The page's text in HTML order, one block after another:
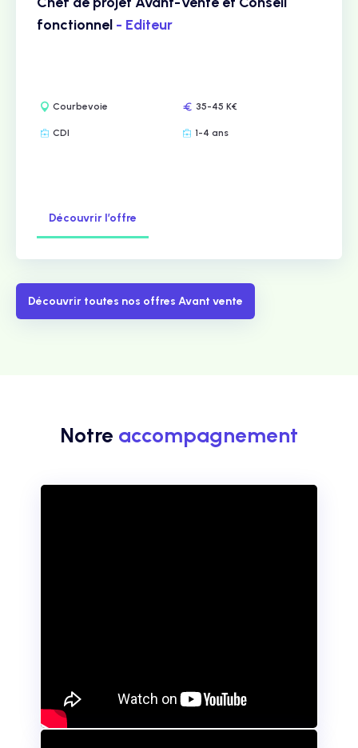
fonctionnel - Editeur
Courbevoie 35-45 K€
CDI 1-4 ans
Découvrir l’offre
Découvrir toutes nos offres Avant vente
Notre accompagnement